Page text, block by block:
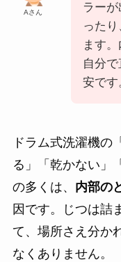
Aさん
ラー
った
ます
自分
安です
ドラム式洗濯機の
る」「乾かない」
の多くは、 内部の
因です。じつは詰
て、場所さえ分か
なくありません。